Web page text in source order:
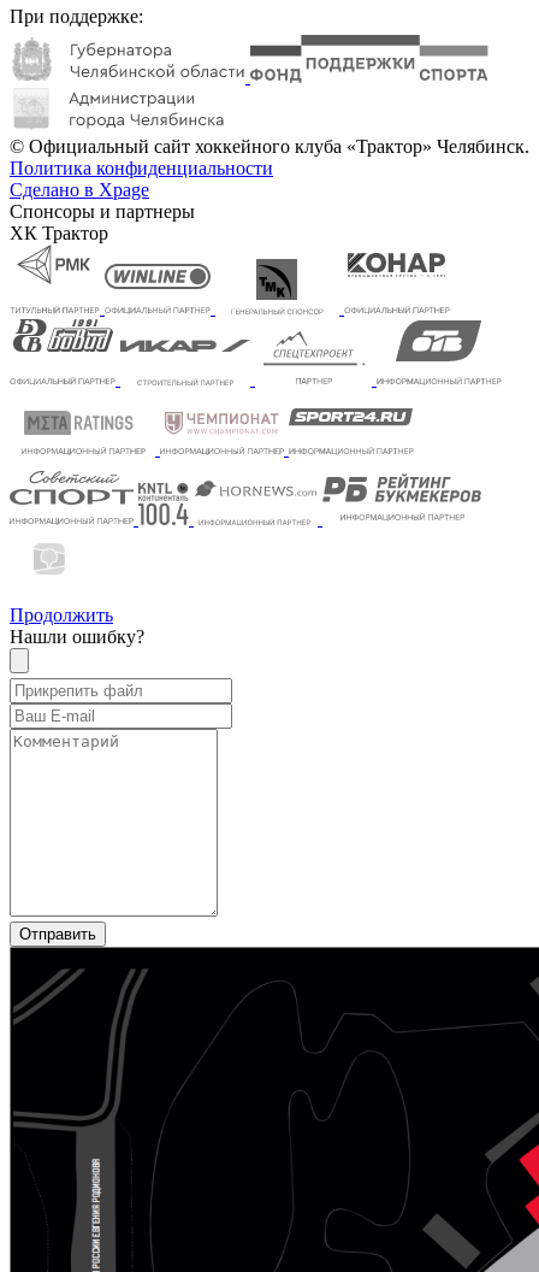
При поддержке:
© Официальный сайт хоккейного клуба «Трактор» Челябинск.
Политика конфиденциальности
Сделано в Xpage
Спонсоры и партнеры
ХК Трактор
Продолжить
Нашли ошибку?